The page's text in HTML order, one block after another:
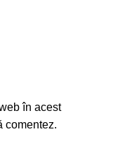
în acest
comentez.